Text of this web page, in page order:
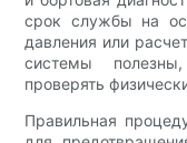
срок службы на
давления или
системы
проверять
Правильная